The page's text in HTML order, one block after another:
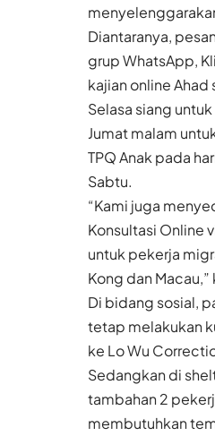
Diantaranya,
grup WhatsApp,
kajian online Ahad
Selasa siang
Jumat malam
TPQ Anak pada
Sabtu.
“Kami juga
Konsultasi Online
untuk pekerja
Kong dan Macau,”
Di bidang sosial,
tetap melakukan
ke Lo Wu
Sedangkan di
tambahan 2
membutuhkan